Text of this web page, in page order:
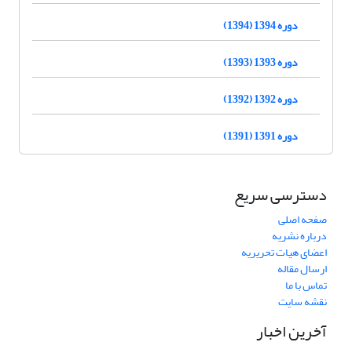
دوره 1394 (1394)
دوره 1393 (1393)
دوره 1392 (1392)
دوره 1391 (1391)
دسترسی سریع
صفحه اصلی
درباره نشریه
اعضای هیات تحریریه
ارسال مقاله
تماس با ما
نقشه سایت
آخرین اخبار